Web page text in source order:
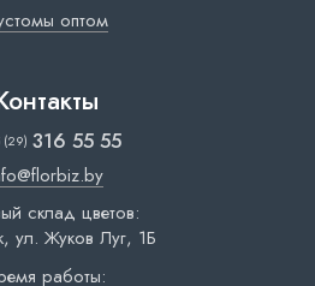
оптом
(29) 316 55 55
склад цветов:
ул. Жуков Луг, 1Б
работы: